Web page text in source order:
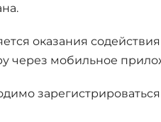
оказания
через мобильное